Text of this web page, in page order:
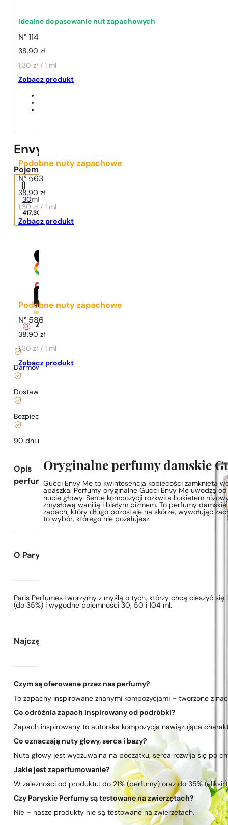
1 - 3 szt.
Idealne dopasowanie nut zapachowych
N° 114
38,90zł
1,30 zł / 1 ml
Zobacz produkt
Podobne nuty zapachowe
N° 563
38,90zł
1,30 zł / 1 ml
Zobacz produkt
Podobne nuty zapachowe
N° 586
38,90zł
1,30 zł / 1 ml
Zobacz produkt
Envy Me
Pojemność:
30ml
417,30
Za zakup tego produktu
Darmowa dostawa już
Dostawa już
Bezpieczne zakupy i płatności
90 dni na
Opis
perfum
Oryginalne perfumy damskie
Gucci Envy Me to kwintesencja kobiecości zamknięta
apaszka. Perfumy oryginalne Gucci Envy Me uwodzą
nucie głowy. Serce kompozycji rozkwita bukietem
zmysłową wanilią i białym piżmem. To perfumy
zapach, który długo pozostaje na skórze, wywołując
to wybór, którego nie pożałujesz.
O Paryskie Perfumy
Paris Perfumes tworzymy z myślą o tych, którzy chcą cieszyć
(do 35%) i wygodne pojemności 30, 50 i 104 ml.
Najczęściej zadawane pytania
Czym są oferowane przez nas perfumy?
To zapachy inspirowane znanymi kompozycjami – tworzone z
Co odróżnia zapach inspirowany od podróbki?
Zapach inspirowany to autorska kompozycja nawiązująca
Co oznaczają nuty głowy, serca i bazy?
Nuta głowy jest wyczuwalna na początku, serca rozwija się po
Jakie jest zaperfumowanie?
W zależności od produktu: do 21% (perfumy) oraz do 35%
Czy Paryskie Perfumy są testowane na zwierzętach?
Nie – nasze produkty nie są testowane na zwierzętach.